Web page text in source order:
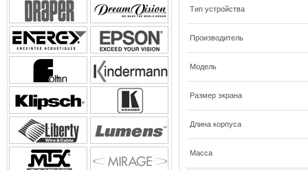
Тип устройства
Производитель
Модель
Размер экрана
Длина корпуса
Масса